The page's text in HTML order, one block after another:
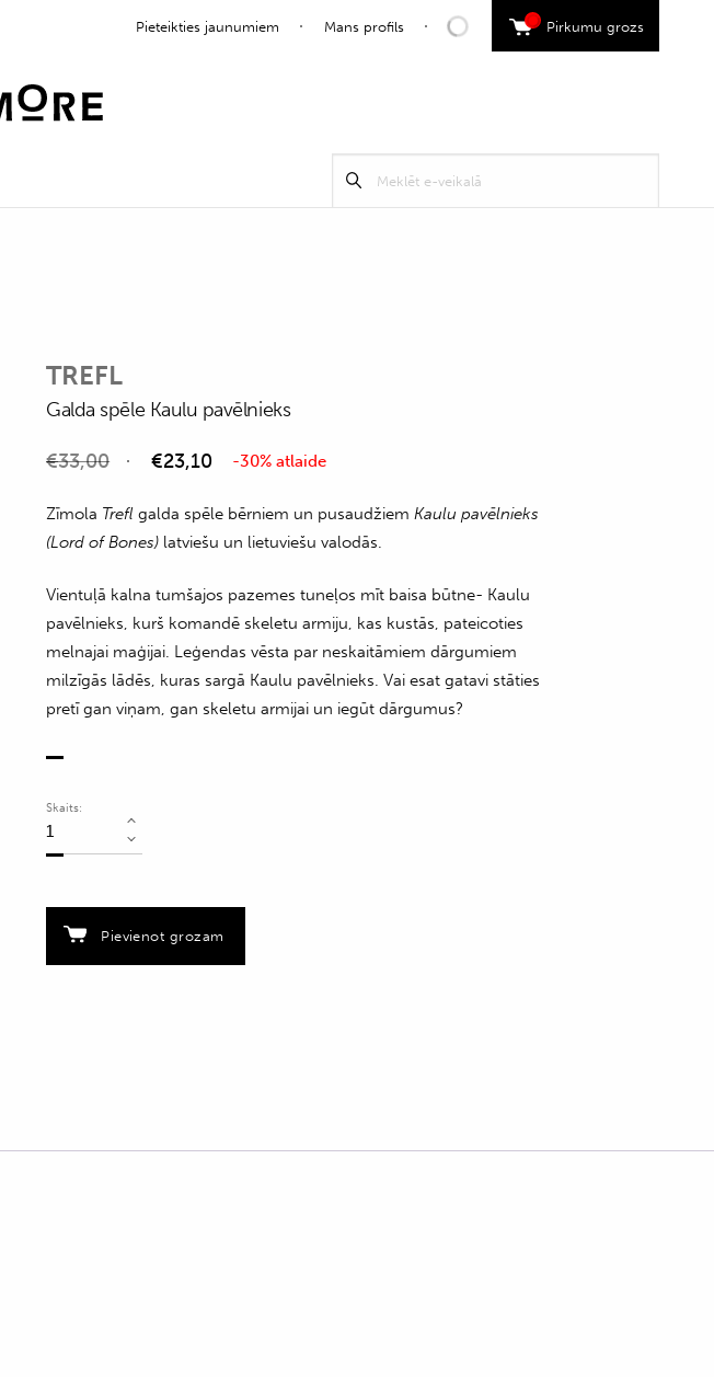
Pieteikties jaunumiem Mans profils Pirkumu grozs
0
Meklēt
TREFL
Galda spēle Kaulu pavēlnieks
€33,00 €23,10 -30% atlaide
Zīmola Treflgalda spēle bērniem un pusaudžiem Kaulu pavēlnieks
(Lord of Bones) latviešu un lietuviešu valodās.
Vientuļā kalna tumšajos pazemes tuneļos mīt baisa būtne- Kaulu
pavēlnieks, kurš komandē skeletu armiju, kas kustās, pateicoties
melnajai maģijai. Leģendas vēsta par neskaitāmiem dārgumiem
milzīgās lādēs, kuras sargā Kaulu pavēlnieks. Vai esat gatavi stāties
pretī gan viņam, gan skeletu armijai un iegūt dārgumus?
Skaits:
Galda
spēle
pavēlnieks
quantity
Pievienot grozam